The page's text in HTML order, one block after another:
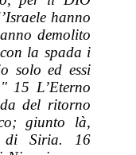
hanno
demolito
la spada i
solo ed essi
15 L’Eterno
del ritorno
giunto là,
di Siria. 16